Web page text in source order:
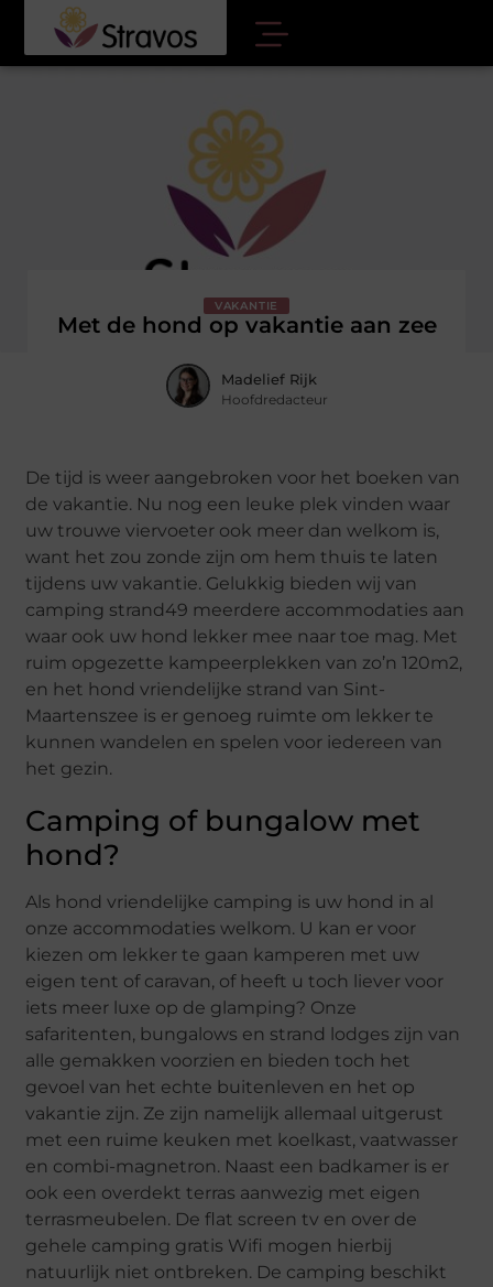
VAKANTIE
Met de hond op vakantie aan zee
Madelief Rijk
Hoofdredacteur
De tijd is weer aangebroken voor het boeken van
de vakantie. Nu nog een leuke plek vinden waar
uw trouwe viervoeter ook meer dan welkom is,
want het zou zonde zijn om hem thuis te laten
tijdens uw vakantie. Gelukkig bieden wij van
camping strand49 meerdere accommodaties aan
waar ook uw hond lekker mee naar toe mag. Met
ruim opgezette kampeerplekken van zo’n 120m2,
en het hond vriendelijke strand van Sint-
Maartenszee is er genoeg ruimte om lekker te
kunnen wandelen en spelen voor iedereen van
het gezin.
Camping of bungalow met
hond?
Als hond vriendelijke camping is uw hond in al
onze accommodaties welkom. U kan er voor
kiezen om lekker te gaan kamperen met uw
eigen tent of caravan, of heeft u toch liever voor
iets meer luxe op de glamping? Onze
safaritenten, bungalows en strand lodges zijn van
alle gemakken voorzien en bieden toch het
gevoel van het echte buitenleven en het op
vakantie zijn. Ze zijn namelijk allemaal uitgerust
met een ruime keuken met koelkast, vaatwasser
en combi-magnetron. Naast een badkamer is er
ook een overdekt terras aanwezig met eigen
terrasmeubelen. De flat screen tv en over de
gehele camping gratis Wifi mogen hierbij
natuurlijk niet ontbreken. De camping beschikt